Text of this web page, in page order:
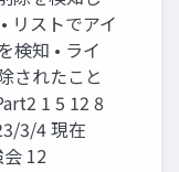
リストでアイ
検知 • ライ
されたこと
1 5 12 8
3/4 現在
12